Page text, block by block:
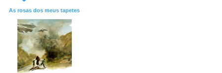
As rosas dos meus tapetes